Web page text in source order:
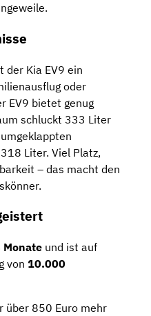
der Kia EV9 ein
oder
EV9 bietet genug
schluckt 333 Liter
Liter. Viel Platz,
– das macht den
Monate und ist auf
von 10.000
über 850 Euro mehr